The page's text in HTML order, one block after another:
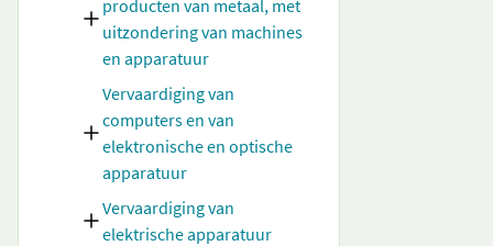
producten van metaal, met
uitzondering van machines
en apparatuur
Vervaardiging van
computers en van
elektronische en optische
apparatuur
Vervaardiging van
elektrische apparatuur